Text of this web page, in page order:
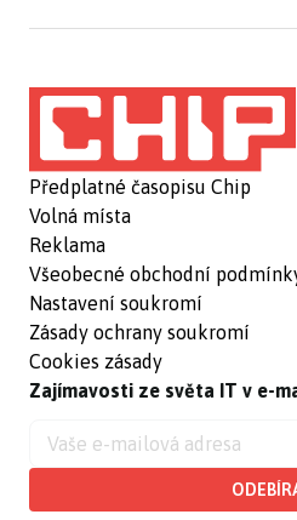
Předplatné časopisu Chip
Volná místa
Reklama
Všeobecné obchodní
Nastavení soukromí
Zásady ochrany soukromí
Cookies zásady
Zajímavosti ze světa IT v e-